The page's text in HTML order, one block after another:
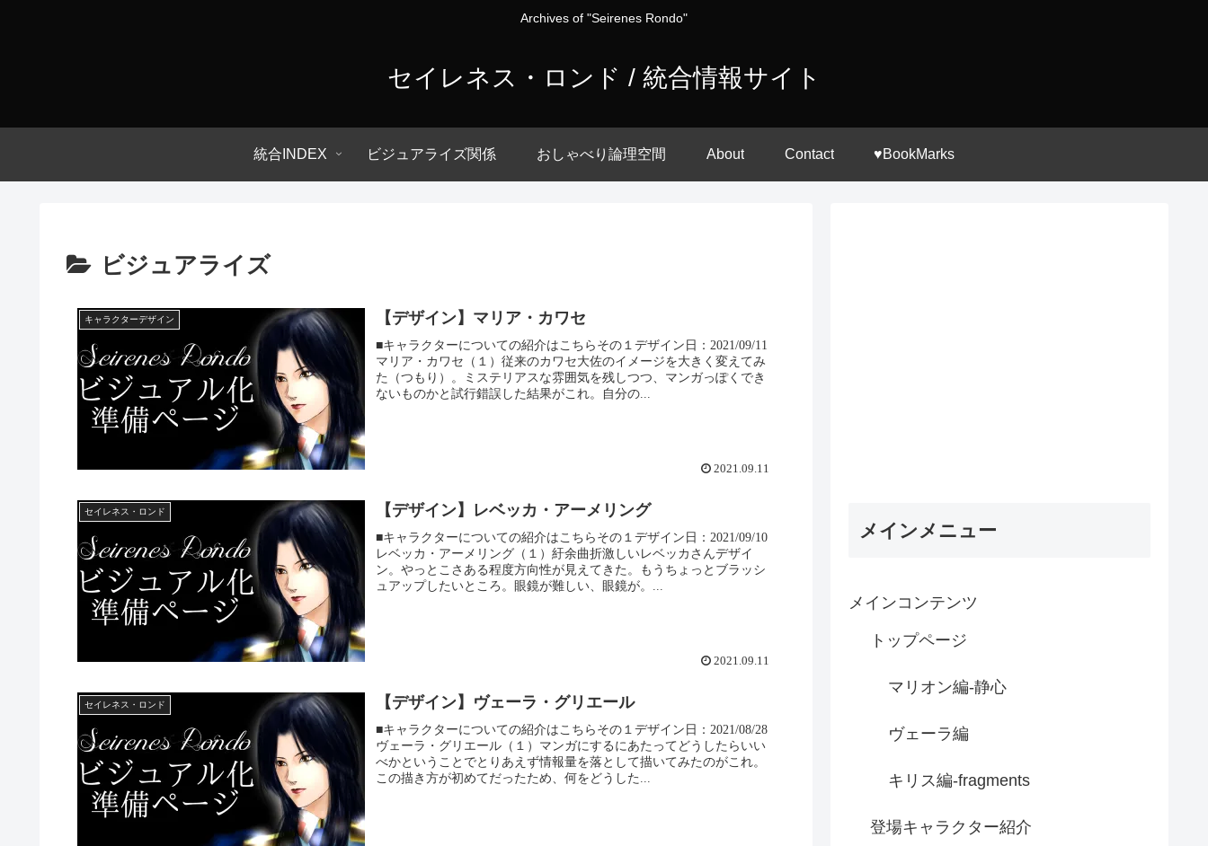
Archives of "Seirenes Rondo"
セイレネス・ロンド / 統合情報サイト
統合INDEX ビジュアライズ関係 おしゃべり論理空間 About Contact ♥BookMarks
ビジュアライズ
キャラクターデザイン 【デザイン】マリア・カワセ
■キャラクターについての紹介はこちらその１デザイン日：2021/09/11
マリア・カワセ（１）従来のカワセ大佐のイメージを大きく変えてみ
た（つもり）。ミステリアスな雰囲気を残しつつ、マンガっぽくでき
ないものかと試行錯誤した結果がこれ。自分の...
2021.09.11
セイレネス・ロンド 【デザイン】レベッカ・アーメリング
■キャラクターについての紹介はこちらその１デザイン日：2021/09/10
レベッカ・アーメリング（１）紆余曲折激しいレベッカさんデザイ
ン。やっとこさある程度方向性が見えてきた。もうちょっとブラッシ
ュアップしたいところ。眼鏡が難しい、眼鏡が。...
2021.09.11
セイレネス・ロンド 【デザイン】ヴェーラ・グリエール
■キャラクターについての紹介はこちらその１デザイン日：2021/08/28
ヴェーラ・グリエール（１）マンガにするにあたってどうしたらいい
べかということでとりあえず情報量を落として描いてみたのがこれ。
この描き方が初めてだったため、何をどうした...
メインメニュー
メインコンテンツ
トップページ
マリオン編-静心
ヴェーラ編
キリス編-fragments
登場キャラクター紹介